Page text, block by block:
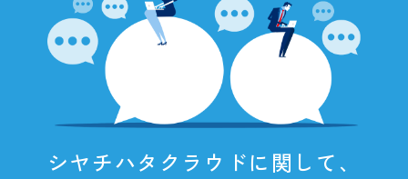
シヤチハタクラウドに関して、